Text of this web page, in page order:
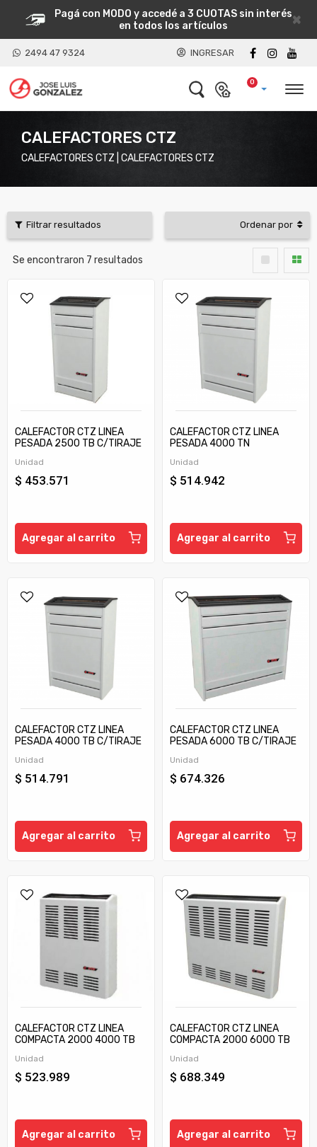
×
Pagá con MODO y accedé a 3 CUOTAS sin interés
en todos los artículos
2494 47 9324 INGRESAR
0
CALEFACTORES CTZ
CALEFACTORES CTZ | CALEFACTORES CTZ
Filtrar resultados Ordenar por
Se encontraron 7 resultados
CALEFACTOR CTZ LINEA
PESADA 2500 TB C/TIRAJE
Unidad
$ 453.571
Agregar al carrito
CALEFACTOR CTZ LINEA
PESADA 4000 TN
Unidad
$ 514.942
Agregar al carrito
CALEFACTOR CTZ LINEA
PESADA 4000 TB C/TIRAJE
Unidad
$ 514.791
Agregar al carrito
CALEFACTOR CTZ LINEA
PESADA 6000 TB C/TIRAJE
Unidad
$ 674.326
Agregar al carrito
CALEFACTOR CTZ LINEA
COMPACTA 2000 4000 TB
Unidad
$ 523.989
Agregar al carrito
CALEFACTOR CTZ LINEA
COMPACTA 2000 6000 TB
Unidad
$ 688.349
Agregar al carrito